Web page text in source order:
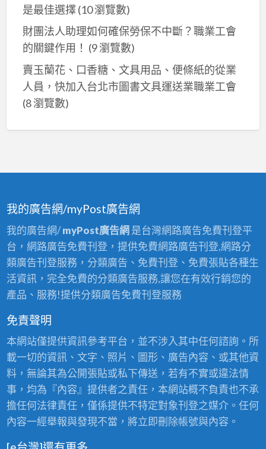
是最佳選擇(10 瀏覽數)
財團法人助理如何確保勞保不中斷？職業工會
的關鍵作用！ (9 瀏覽數)
賣玉蘭花、口香糖、文具用品、便條紙的從業
人員，快加入台北市圖書文具運送業職業工會
(8 瀏覽數)
我的廣告網/myPost廣告網
我的廣告網/myPost廣告網是台灣網路廣告免費刊登平
台，網路廣告免費刊登，提供免費網路廣告刊登,網路分
類廣告刊登服務，分類廣告、免費刊登、免費張貼各種生
活資訊，完全免費的分類廣告服務,讓您在有效行銷您的
產品、服務!提供分類廣告免費刊登服務
免責聲明
本網站僅提供資訊參考平台，並不涉入其中任何諮詢。所
載一切的資訊、文字、照片、圖形、廣告內容、或其他資
料，無論其為公開張貼或私下傳送，若有不實或違法情
事，均為『內容』提供者之責任，本網站概不負責也不承
擔任何法律責任，僅係提供不特定對象刊登之媒介。任何
內容一經舉報與發現不當，將立即刪除帳號與內容。